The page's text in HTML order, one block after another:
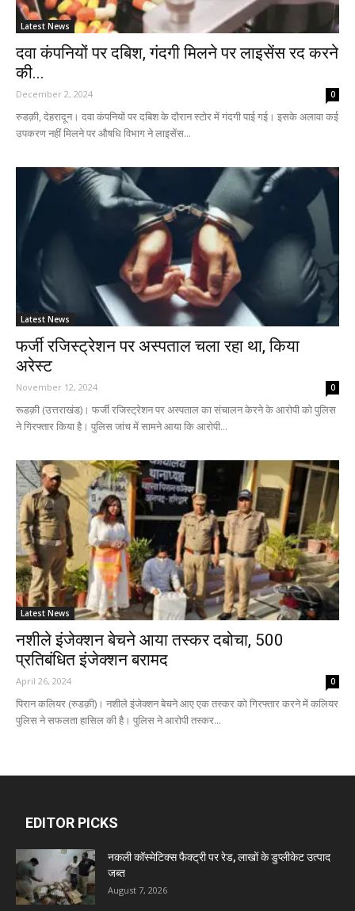
Latest News
दवा कंपनियों पर दबिश, गंदगी मिलने पर लाइसेंस रद करने
की...
December 2, 2024 0
रुडक़ी, देहरादून। दवा कंपनियों पर दबिश के दौरान स्टोर में गंदगी पाई गई। इसके अलावा कई
उपकरण नहीं मिलने पर औषधि विभाग ने लाइसेंस...
Latest News
फर्जी रजिस्ट्रेशन पर अस्पताल चला रहा था, किया
अरेस्ट
November 12, 2024 0
रूडक़ी (उत्तराखंड)। फर्जी रजिस्ट्रेशन पर अस्पताल का संचालन केरने के आरोपी को पुलिस
ने गिरफ्तार किया है। पुलिस जांच में सामने आया कि आरोपी...
Latest News
नशीले इंजेक्शन बेचने आया तस्कर दबोचा, 500
प्रतिबंधित इंजेक्शन बरामद
April 26, 2024 0
पिरान कलियर (रुडक़ी)। नशीले इंजेक्शन बेचने आए एक तस्कर को गिरफ्तार करने में कलियर
पुलिस ने सफलता हासिल की है। पुलिस ने आरोपी तस्कर...
EDITOR PICKS
नकली कॉस्मेटिक्स फैक्ट्री पर रेड, लाखों के डुप्लीकेट उत्पाद
जब्त
August 7, 2026